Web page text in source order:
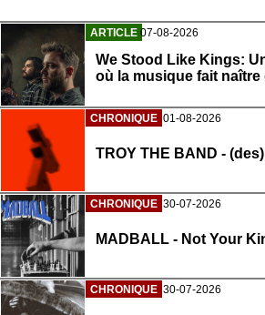
ARTICLE 07-08-2026
We Stood Like Kings:
où la musique fait naître
CHRONIQUE 01-08-2026
TROY THE BAND - (des)
CHRONIQUE 30-07-2026
MADBALL - Not Your
CHRONIQUE 30-07-2026